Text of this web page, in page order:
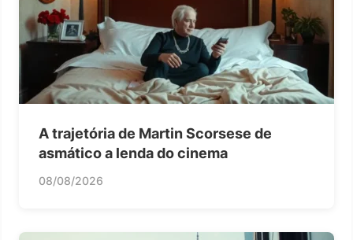
A trajetória de Martin Scorsese de
asmático a lenda do cinema
08/08/2026